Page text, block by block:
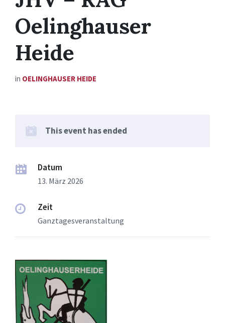
Oelinghauser
Heide
in OELINGHAUSER HEIDE
This event has ended
Datum
13. März 2026
Zeit
Ganztagesveranstaltung